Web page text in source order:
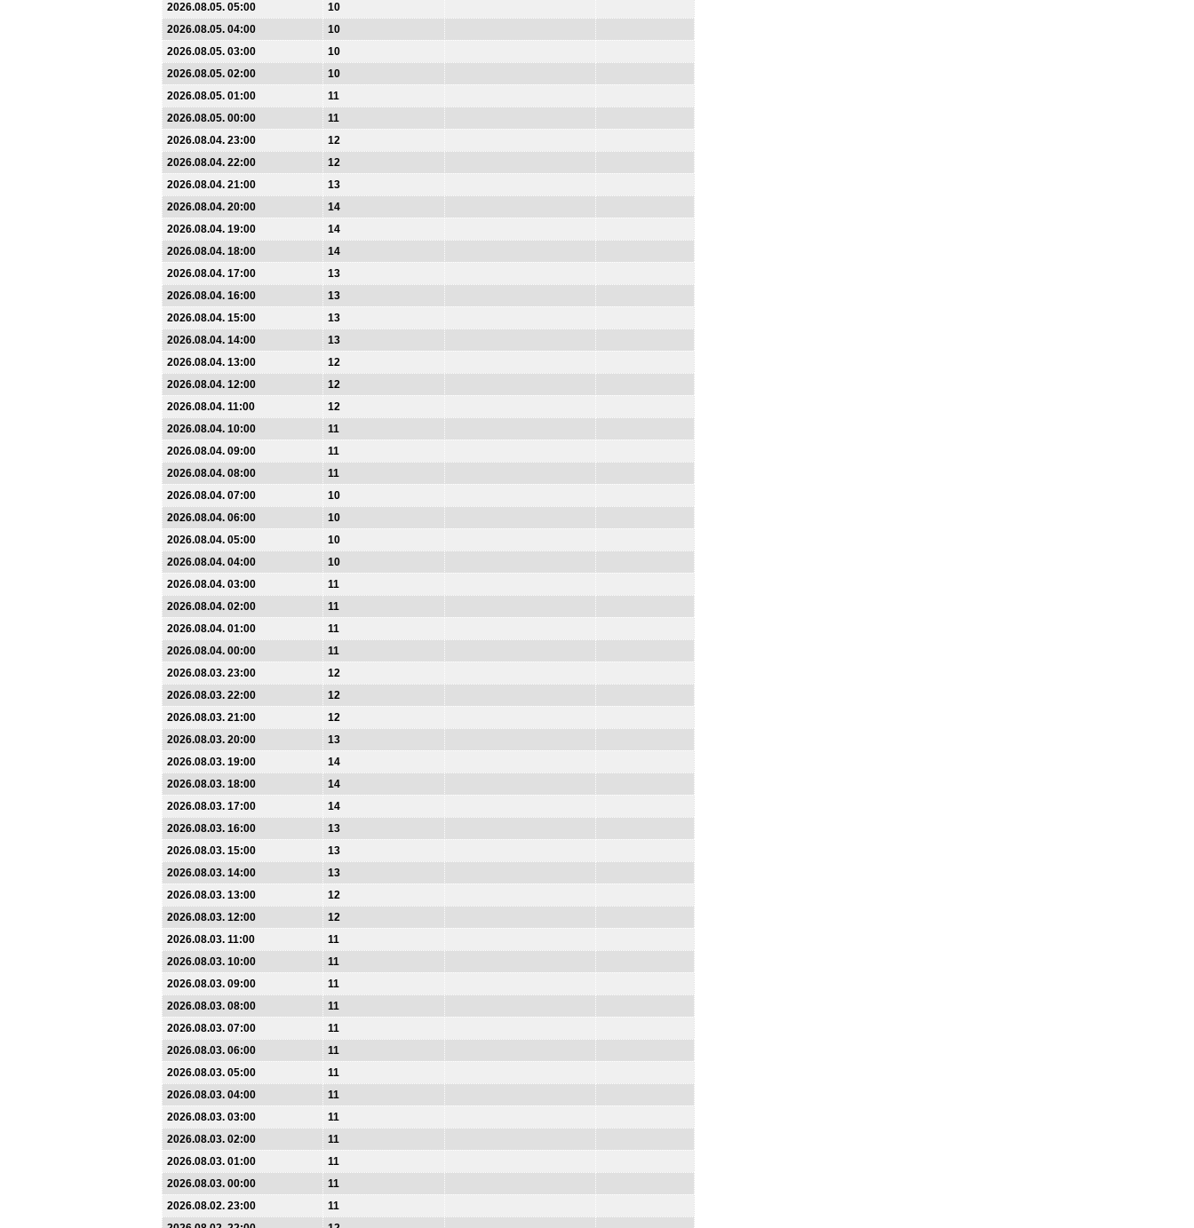
2026.08.05. 05:00
10
2026.08.05. 04:00
10
2026.08.05. 03:00
10
2026.08.05. 02:00
10
2026.08.05. 01:00
11
2026.08.05. 00:00
11
2026.08.04. 23:00
12
2026.08.04. 22:00
12
2026.08.04. 21:00
13
2026.08.04. 20:00
14
2026.08.04. 19:00
14
2026.08.04. 18:00
14
2026.08.04. 17:00
13
2026.08.04. 16:00
13
2026.08.04. 15:00
13
2026.08.04. 14:00
13
2026.08.04. 13:00
12
2026.08.04. 12:00
12
2026.08.04. 11:00
12
2026.08.04. 10:00
11
2026.08.04. 09:00
11
2026.08.04. 08:00
11
2026.08.04. 07:00
10
2026.08.04. 06:00
10
2026.08.04. 05:00
10
2026.08.04. 04:00
10
2026.08.04. 03:00
11
2026.08.04. 02:00
11
2026.08.04. 01:00
11
2026.08.04. 00:00
11
2026.08.03. 23:00
12
2026.08.03. 22:00
12
2026.08.03. 21:00
12
2026.08.03. 20:00
13
2026.08.03. 19:00
14
2026.08.03. 18:00
14
2026.08.03. 17:00
14
2026.08.03. 16:00
13
2026.08.03. 15:00
13
2026.08.03. 14:00
13
2026.08.03. 13:00
12
2026.08.03. 12:00
12
2026.08.03. 11:00
11
2026.08.03. 10:00
11
2026.08.03. 09:00
11
2026.08.03. 08:00
11
2026.08.03. 07:00
11
2026.08.03. 06:00
11
2026.08.03. 05:00
11
2026.08.03. 04:00
11
2026.08.03. 03:00
11
2026.08.03. 02:00
11
2026.08.03. 01:00
11
2026.08.03. 00:00
11
2026.08.02. 23:00
11